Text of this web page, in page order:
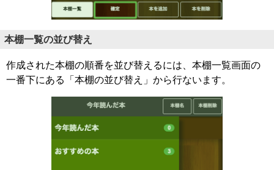
本棚一覧の並び替え
作成された本棚の順番を並び替えるには、本棚一覧画面の
一番下にある「本棚の並び替え」から行ないます。